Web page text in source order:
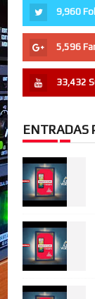
9,960
5,596
33,432
ENTRADAS